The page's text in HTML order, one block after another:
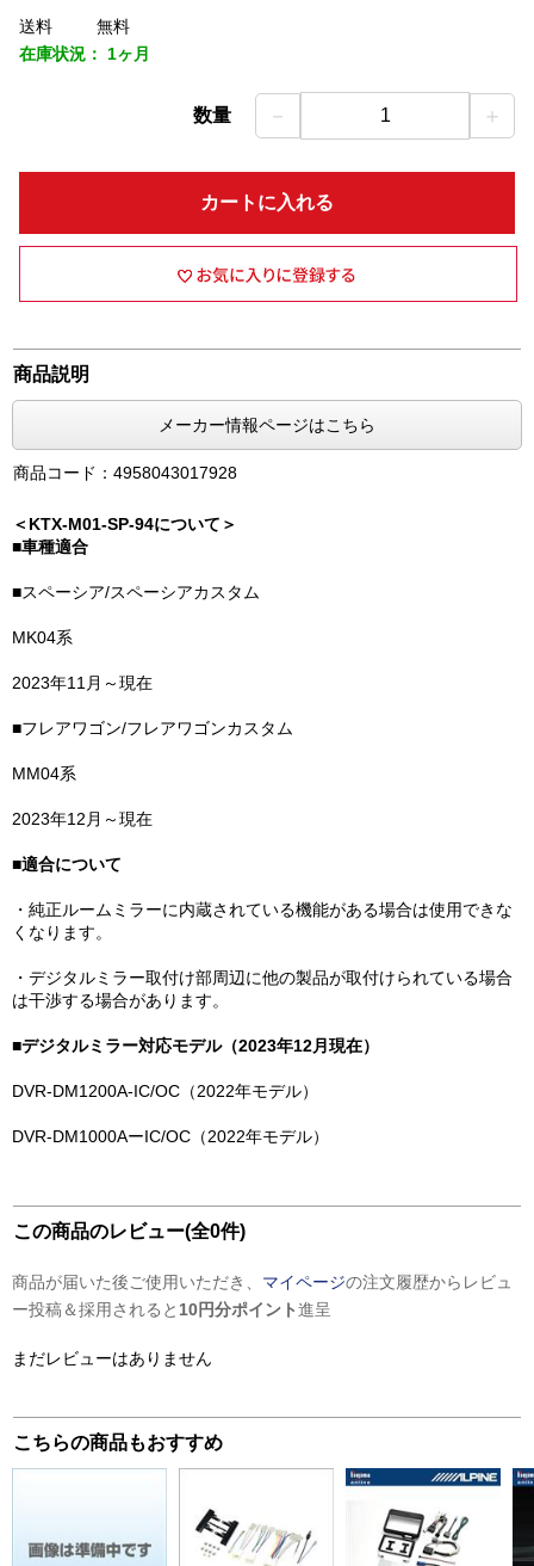
送料
無料
在庫状況： 1ヶ月
数量 － 1 ＋
カートに入れる
商品説明
メーカー情報ページはこちら
商品コード：4958043017928
＜KTX-M01-SP-94について＞
■車種適合
■スペーシア/スペーシアカスタム
MK04系
2023年11月～現在
■フレアワゴン/フレアワゴンカスタム
MM04系
2023年12月～現在
■適合について
・純正ルームミラーに内蔵されている機能がある場合は使用できな
くなります。
・デジタルミラー取付け部周辺に他の製品が取付けられている場合
は干渉する場合があります。
■デジタルミラー対応モデル（2023年12月現在）
DVR-DM1200A-IC/OC（2022年モデル）
DVR-DM1000AーIC/OC（2022年モデル）
この商品のレビュー(全0件)
商品が届いた後ご使用いただき、 マイページの注文履歴からレビュ
ー投稿＆採用されると 10円分ポイント進呈
まだレビューはありません
こちらの商品もおすすめ